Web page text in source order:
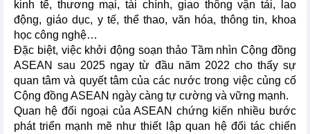
kinh tế, thương mại, tài chính, giao thông vận tải, lao
động, giáo dục, y tế, thể thao, văn hóa, thông tin, khoa
học công nghệ…
Đặc biệt, việc khởi động soạn thảo Tầm nhìn Cộng đồng
ASEAN sau 2025 ngay từ đầu năm 2022 cho thấy sự
quan tâm và quyết tâm của các nước trong việc củng cố
Cộng đồng ASEAN ngày càng tự cường và vững mạnh.
Quan hệ đối ngoại của ASEAN chứng kiến nhiều bước
phát triển mạnh mẽ như thiết lập quan hệ đối tác chiến